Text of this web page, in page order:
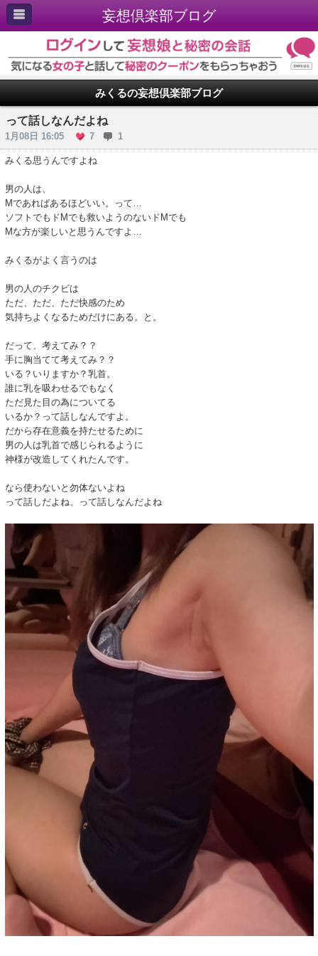
妄想倶楽部ブログ
みくるの妄想倶楽部ブログ
って話しなんだよね
1月08日 16:05 7 1
みくる思うんですよね
男の人は、
Mであればあるほどいい。って…
ソフトでもドMでも救いようのないドMでも
Mな方が楽しいと思うんですよ…
みくるがよく言うのは
男の人のチクビは
ただ、ただ、ただ快感のため
気持ちよくなるためだけにある。と。
だって、考えてみ？？
手に胸当てて考えてみ？？
いる？いりますか？乳首。
誰に乳を吸わせるでもなく
ただ見た目の為についてる
いるか？って話しなんですよ。
だから存在意義を持たせるために
男の人は乳首で感じられるように
神様が改造してくれたんです。
なら使わないと勿体ないよね
って話しだよね、って話しなんだよね